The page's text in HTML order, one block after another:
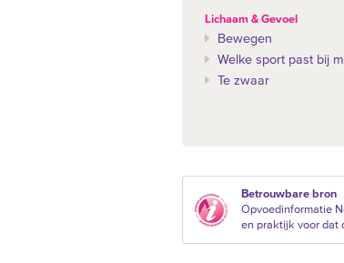
Lichaam & Gevoel
Bewegen
Welke sport past bij
Te zwaar
Betrouwbare bron
Opvoedinformatie
en praktijk voor dat